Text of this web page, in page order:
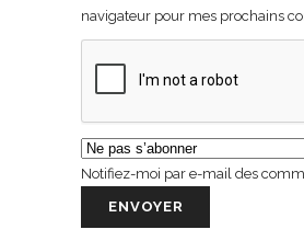
navigateur pour mes prochains
Notifiez-moi par e-mail des